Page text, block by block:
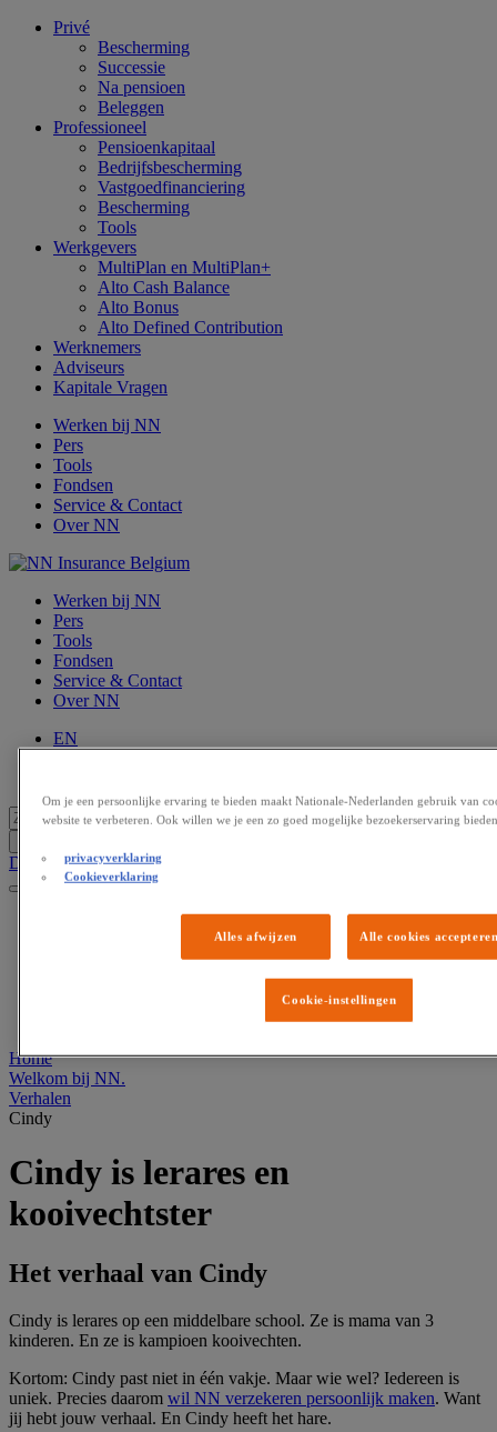
Privé
Bescherming
Successie
Na pensioen
Beleggen
Professioneel
Pensioenkapitaal
Bedrijfsbescherming
Vastgoedfinanciering
Bescherming
Tools
Werkgevers
MultiPlan en MultiPlan+
Alto Cash Balance
Alto Bonus
Alto Defined Contribution
Werknemers
Adviseurs
Kapitale Vragen
Werken bij NN
Pers
Tools
Fondsen
Service & Contact
Over NN
Werken bij NN
Pers
Tools
Fondsen
Service & Contact
Over NN
EN
Doe een aangifte
Home
Welkom bij NN.
Verhalen
Cindy
Cindy is lerares en
kooivechtster
Het verhaal van Cindy
Cindy is lerares op een middelbare school. Ze is mama van 3
kinderen. En ze is kampioen kooivechten.
Kortom: Cindy past niet in één vakje. Maar wie wel? Iedereen is
uniek. Precies daarom wil NN verzekeren persoonlijk maken. Want
jij hebt jouw verhaal. En Cindy heeft het hare.
Om je een persoonlijke ervaring te bieden maakt Nationale-Nederlanden gebruik van
website te verbeteren. Ook willen we je een zo goed mogelijke bezoekerservaring
privacyverklaring
Cookieverklaring
Alles afwijzen Alle cookies
Cookie-instellingen